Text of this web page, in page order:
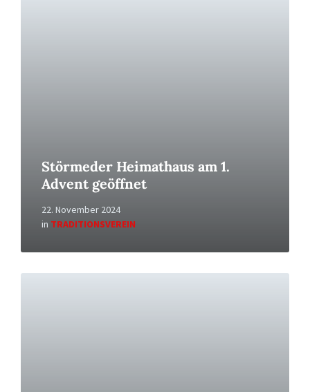
Störmeder Heimathaus am 1.
Advent geöffnet
22. November 2024
in TRADITIONSVEREIN